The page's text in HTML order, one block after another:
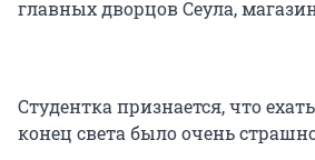
главных дворцов Сеула,
Студентка признается, что
конец света было очень